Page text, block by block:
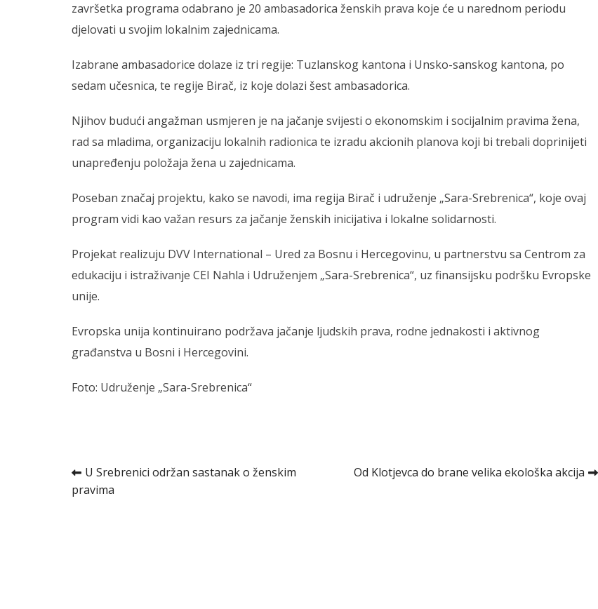
završetka programa odabrano je 20 ambasadorica ženskih prava koje će u narednom periodu
djelovati u svojim lokalnim zajednicama.
Izabrane ambasadorice dolaze iz tri regije: Tuzlanskog kantona i Unsko-sanskog kantona, po
sedam učesnica, te regije Birač, iz koje dolazi šest ambasadorica.
Njihov budući angažman usmjeren je na jačanje svijesti o ekonomskim i socijalnim pravima žena,
rad sa mladima, organizaciju lokalnih radionica te izradu akcionih planova koji bi trebali doprinijeti
unapređenju položaja žena u zajednicama.
Poseban značaj projektu, kako se navodi, ima regija Birač i udruženje „Sara-Srebrenica“, koje ovaj
program vidi kao važan resurs za jačanje ženskih inicijativa i lokalne solidarnosti.
Projekat realizuju DVV International – Ured za Bosnu i Hercegovinu, u partnerstvu sa Centrom za
edukaciju i istraživanje CEI Nahla i Udruženjem „Sara-Srebrenica“, uz finansijsku podršku Evropske
unije.
Evropska unija kontinuirano podržava jačanje ljudskih prava, rodne jednakosti i aktivnog
građanstva u Bosni i Hercegovini.
Foto: Udruženje „Sara-Srebrenica“
Kretanje
U Srebrenici održan sastanak o ženskim
pravima
Od Klotjevca do brane velika ekološka akcija